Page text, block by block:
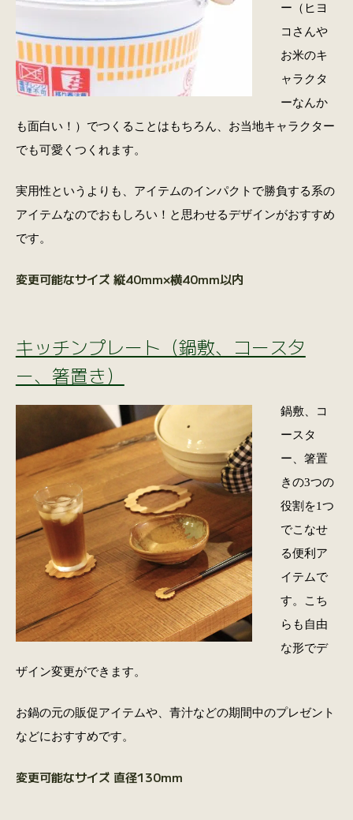
ー（ヒヨ
コさんや
お米のキ
ャラクタ
ーなんか
も面白い！）でつくることはもちろん、お当地キャラクター
でも可愛くつくれます。
実用性というよりも、アイテムのインパクトで勝負する系の
アイテムなのでおもしろい！と思わせるデザインがおすすめ
です。
変更可能なサイズ 縦40mm×横40mm以内
キッチンプレート（鍋敷、コースタ
ー、箸置き）
鍋敷、コ
ースタ
ー、箸置
きの3つの
役割を1つ
でこなせ
る便利ア
イテムで
す。こち
らも自由
な形でデ
ザイン変更ができます。
お鍋の元の販促アイテムや、青汁などの期間中のプレゼント
などにおすすめです。
変更可能なサイズ 直径130mm